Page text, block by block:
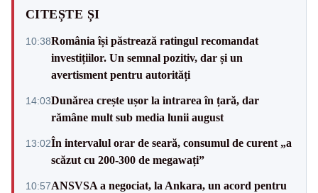
CITEȘTE ȘI
10:38România își păstrează ratingul recomandat
investițiilor. Un semnal pozitiv, dar și un
avertisment pentru autorități
14:03Dunărea crește ușor la intrarea în țară, dar
rămâne mult sub media lunii august
13:02În intervalul orar de seară, consumul de curent „a
scăzut cu 200-300 de megawați”
10:57ANSVSA a negociat, la Ankara, un acord pentru